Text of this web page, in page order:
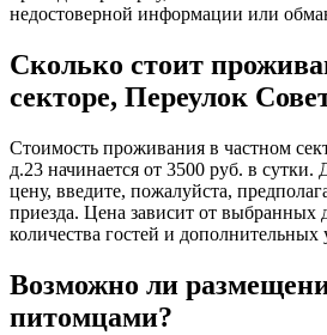
недостоверной информации или
Сколько стоит
секторе, Переулок
Стоимость проживания в частном
д.23 начинается от 3500 руб. в сутки.
цену, введите, пожалуйста,
приезда. Цена зависит от выбранных
количества гостей и дополнительных
Возможно ли
питомцами?